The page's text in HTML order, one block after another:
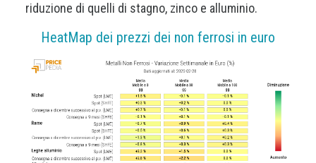
riduzione di quelli di stagno, zinco e alluminio.
HeatMap dei prezzi dei non ferrosi in euro